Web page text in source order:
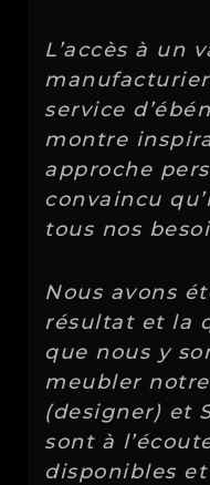
L’accès à un
service
montre
approche
convaincu
tous nos
Nous avons
résultat et la
que nous y
meubler
(designer) et
sont à
disponibles
- Kyo
Julie Meilleur,
Yvette Melode
pour vous